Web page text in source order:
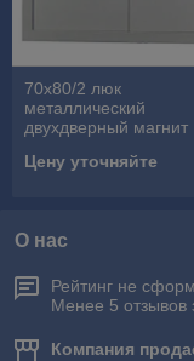
70х80/2 люк
металлический
двухдверный магнит
Цену уточняйте
О нас
Рейтинг не
Менее 5 отзывов
Компания